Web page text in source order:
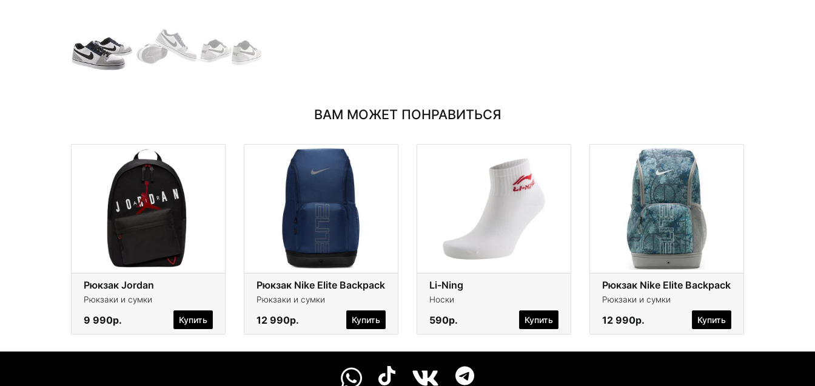
ВАМ МОЖЕТ ПОНРАВИТЬСЯ
Рюкзак Jordan
Рюкзаки и сумки
9 990р. Купить
Рюкзак Nike Elite Backpack
Рюкзаки и сумки
12 990р. Купить
Li-Ning
Носки
590р. Купить
Рюкзак Nike Elite Backpack
Рюкзаки и сумки
12 990р. Купить